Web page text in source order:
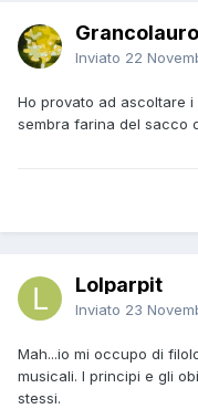
Grancolauro
Inviato 22
Ho provato ad ascoltare
sembra farina del sacco
Lolparpit
Inviato 23
Mah...io mi occupo di
musicali. I principi e gli
stessi.